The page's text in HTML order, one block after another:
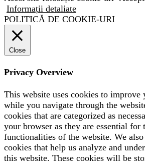
Informații detaliate
POLITICĂ DE COOKIE-URI
Close
Privacy Overview
This website uses cookies to improve
while you navigate through the
cookies that are categorized as
your browser as they are essential
functionalities of the website. We
cookies that help us analyze and
this website. These cookies will be